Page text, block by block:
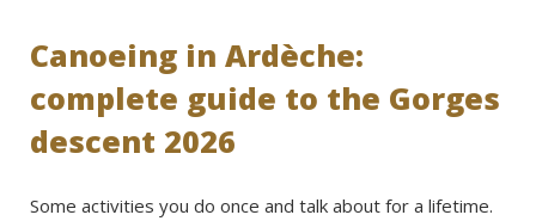
Canoeing in Ardèche:
complete guide to the Gorges
descent 2026
Some activities you do once and talk about for a lifetime.